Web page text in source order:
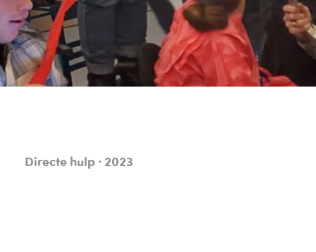
Directe hulp · 2023